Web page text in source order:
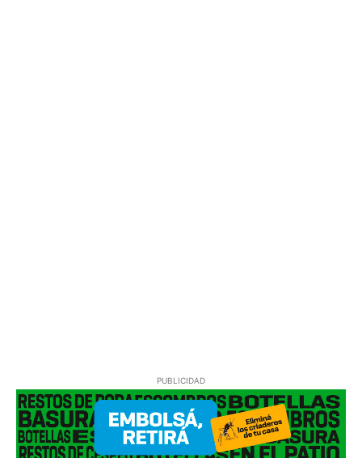
PUBLICIDAD